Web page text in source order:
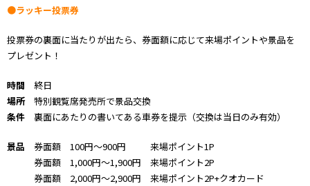
●ラッキー投票券
投票券の裏面に当たりが出たら、券面額に応じて来場ポイントや景品を
プレゼント！
時間 終日
場所特別観覧席発売所で景品交換
条件 裏面にあたりの書いてある車券を提示（交換は当日のみ有効）
景品 券面額 100円～900円 来場ポイント1P
券面額 1,000円～1,900円 来場ポイント2P
券面額 2,000円～2,900円 来場ポイント2P+クオカード